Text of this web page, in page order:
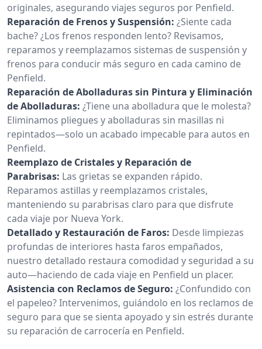
originales, asegurando viajes seguros por Penfield.
Reparación de Frenos y Suspensión: ¿Siente cada
bache? ¿Los frenos responden lento? Revisamos,
reparamos y reemplazamos sistemas de suspensión y
frenos para conducir más seguro en cada camino de
Penfield.
Reparación de Abolladuras sin Pintura y Eliminación
de Abolladuras: ¿Tiene una abolladura que le molesta?
Eliminamos pliegues y abolladuras sin masillas ni
repintados—solo un acabado impecable para autos en
Penfield.
Reemplazo de Cristales y Reparación de
Parabrisas: Las grietas se expanden rápido.
Reparamos astillas y reemplazamos cristales,
manteniendo su parabrisas claro para que disfrute
cada viaje por Nueva York.
Detallado y Restauración de Faros: Desde limpiezas
profundas de interiores hasta faros empañados,
nuestro detallado restaura comodidad y seguridad a su
auto—haciendo de cada viaje en Penfield un placer.
Asistencia con Reclamos de Seguro: ¿Confundido con
el papeleo? Intervenimos, guiándolo en los reclamos de
seguro para que se sienta apoyado y sin estrés durante
su reparación de carrocería en Penfield.